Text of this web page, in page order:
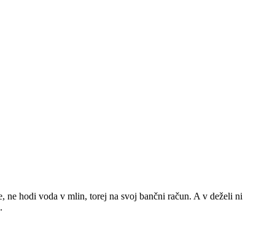
ne hodi voda v mlin, torej na svoj bančni račun. A v deželi ni